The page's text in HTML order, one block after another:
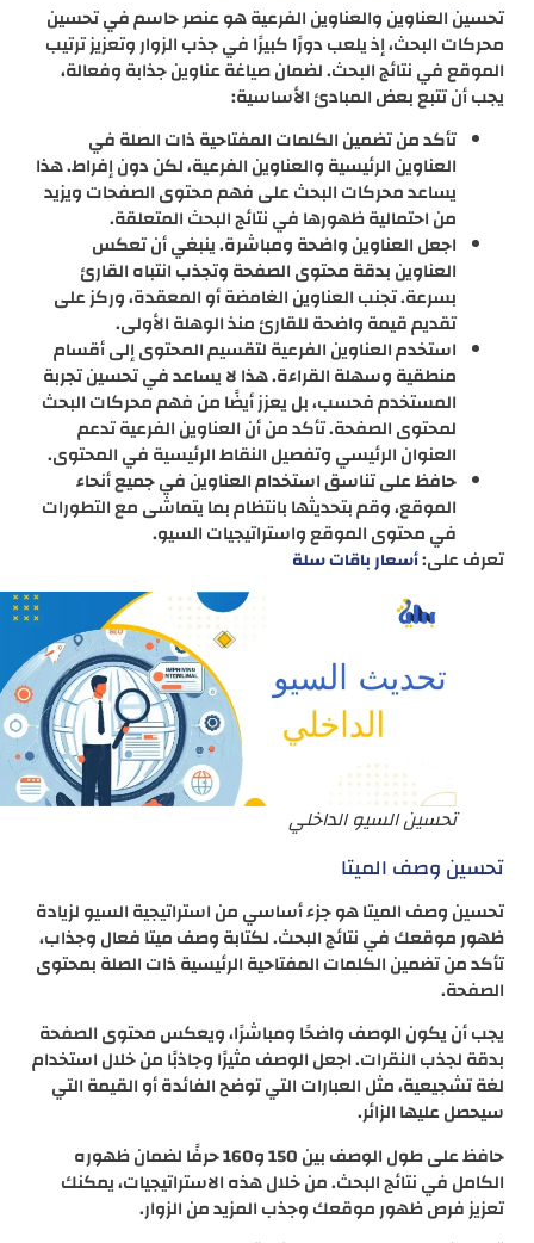
تحسين العناوين والعناوين الفرعية هو عنصر حاسم في تحسين
محركات البحث، إذ يلعب دورًا كبيرًا في جذب الزوار وتعزيز ترتيب
الموقع في نتائج البحث. لضمان صياغة عناوين جذابة وفعالة،
يجب أن تتبع بعض المبادئ الأساسية:
تأكد من تضمين الكلمات المفتاحية ذات الصلة في
العناوين الرئيسية والعناوين الفرعية، لكن دون إفراط. هذا
يساعد محركات البحث على فهم محتوى الصفحات ويزيد
من احتمالية ظهورها في نتائج البحث المتعلقة.
اجعل العناوين واضحة ومباشرة. ينبغي أن تعكس
العناوين بدقة محتوى الصفحة وتجذب انتباه القارئ
بسرعة. تجنب العناوين الغامضة أو المعقدة، وركز على
تقديم قيمة واضحة للقارئ منذ الوهلة الأولى.
استخدم العناوين الفرعية لتقسيم المحتوى إلى أقسام
منطقية وسهلة القراءة. هذا لا يساعد في تحسين تجربة
المستخدم فحسب، بل يعزز أيضًا من فهم محركات البحث
لمحتوى الصفحة. تأكد من أن العناوين الفرعية تدعم
العنوان الرئيسي وتفصيل النقاط الرئيسية في المحتوى.
حافظ على تناسق استخدام العناوين في جميع أنحاء
الموقع، وقم بتحديثها بانتظام بما يتماشى مع التطورات
في محتوى الموقع واستراتيجيات السيو.
تعرف على:أسعار باقات سلة
تحسين السيو الداخلي
تحسين وصف الميتا
تحسين وصف الميتا هو جزء أساسي من استراتيجية السيو لزيادة
ظهور موقعك في نتائج البحث. لكتابة وصف ميتا فعال وجذاب،
تأكد من تضمين الكلمات المفتاحية الرئيسية ذات الصلة بمحتوى
الصفحة.
يجب أن يكون الوصف واضحًا ومباشرًا، ويعكس محتوى الصفحة
بدقة لجذب النقرات. اجعل الوصف مثيرًا وجاذبًا من خلال استخدام
لغة تشجيعية، مثل العبارات التي توضح الفائدة أو القيمة التي
سيحصل عليها الزائر.
حافظ على طول الوصف بين 150 و160 حرفًا لضمان ظهوره
الكامل في نتائج البحث. من خلال هذه الاستراتيجيات، يمكنك
تعزيز فرص ظهور موقعك وجذب المزيد من الزوار.